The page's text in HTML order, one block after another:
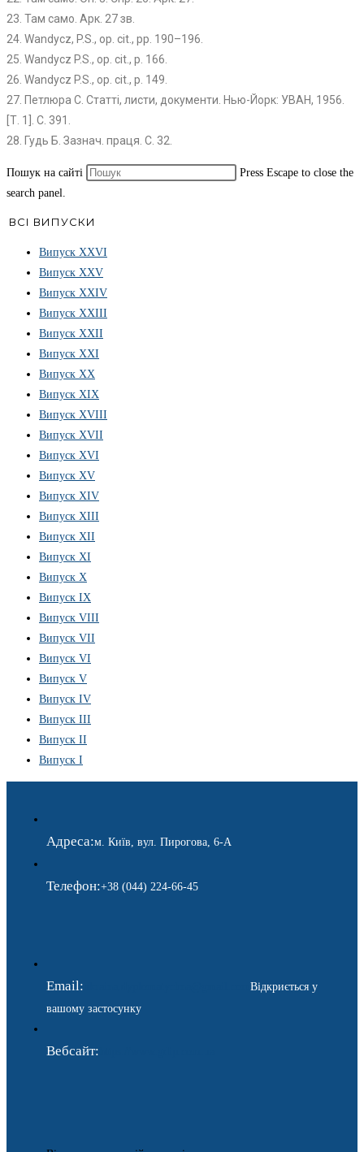
23. Там само. Арк. 27 зв.
24. Wandycz, P.S., op. cit., pp. 190–196.
25. Wandycz P.S., op. cit., p. 166.
26. Wandycz P.S., op. cit., p. 149.
27. Петлюра С. Статті, листи, документи. Нью-Йорк: УВАН, 1956.
[Т. 1]. С. 391.
28. Гудь Б. Зазнач. праця. С. 32.
Пошук на сайті
Press Escape to close the
search panel.
ВСІ ВИПУСКИ
Випуск ХХVІ
Випуск XXV
Випуск XXIV
Випуск XXIII
Випуск XXII
Випуск XXI
Випуск XX
Випуск XIX
Випуск XVIII
Випуск XVII
Випуск XVI
Випуск XV
Випуск XIV
Випуск XIII
Випуск XII
Випуск XI
Випуск X
Випуск IX
Випуск VIII
Випуск VII
Випуск VI
Випуск V
Випуск IV
Випуск III
Випуск II
Випуск I
Адреса:м. Київ, вул. Пирогова, 6-А
Телефон:+38 (044) 224-66-45
Email:
Відкриється у
вашому застосунку
Вебсайт: